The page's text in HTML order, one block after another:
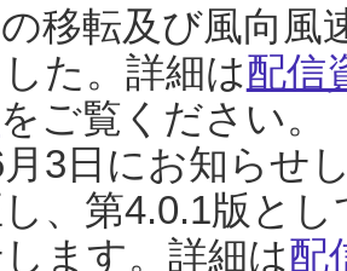
移転及び風向風
た。詳細は配信
をご覧ください。
3日にお知らせ
、第4.0.1版と
ます。詳細は配